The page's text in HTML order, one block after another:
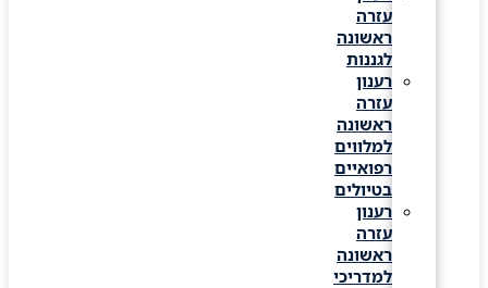
עזרה
ראשונה
לגננות
רענון
עזרה
ראשונה
למלווים
רפואיים
בטיולים
רענון
עזרה
ראשונה
למדריכי